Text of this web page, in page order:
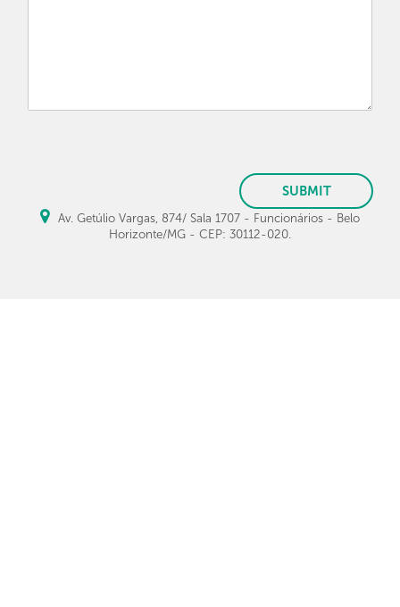
SUBMIT
Av. Getúlio Vargas, 874/ Sala 1707 - Funcionários - Belo
Horizonte/MG - CEP: 30112-020.